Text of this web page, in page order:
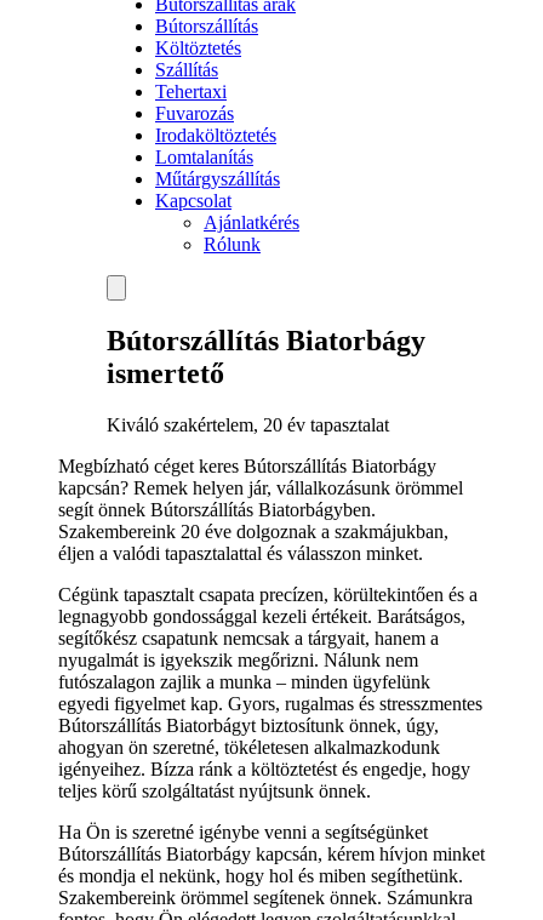
Bútorszállítás árak
Bútorszállítás
Költöztetés
Szállítás
Tehertaxi
Fuvarozás
Irodaköltöztetés
Lomtalanítás
Műtárgyszállítás
Kapcsolat
Ajánlatkérés
Rólunk
Bútorszállítás Biatorbágy
ismertető
Kiváló szakértelem, 20 év tapasztalat
Megbízható céget keres Bútorszállítás Biatorbágy
kapcsán? Remek helyen jár, vállalkozásunk örömmel
segít önnek Bútorszállítás Biatorbágyben.
Szakembereink 20 éve dolgoznak a szakmájukban,
éljen a valódi tapasztalattal és válasszon minket.
Cégünk tapasztalt csapata precízen, körültekintően és a
legnagyobb gondossággal kezeli értékeit. Barátságos,
segítőkész csapatunk nemcsak a tárgyait, hanem a
nyugalmát is igyekszik megőrizni. Nálunk nem
futószalagon zajlik a munka – minden ügyfelünk
egyedi figyelmet kap. Gyors, rugalmas és stresszmentes
Bútorszállítás Biatorbágyt biztosítunk önnek, úgy,
ahogyan ön szeretné, tökéletesen alkalmazkodunk
igényeihez. Bízza ránk a költöztetést és engedje, hogy
teljes körű szolgáltatást nyújtsunk önnek.
Ha Ön is szeretné igénybe venni a segítségünket
Bútorszállítás Biatorbágy kapcsán, kérem hívjon minket
és mondja el nekünk, hogy hol és miben segíthetünk.
Szakembereink örömmel segítenek önnek. Számunkra